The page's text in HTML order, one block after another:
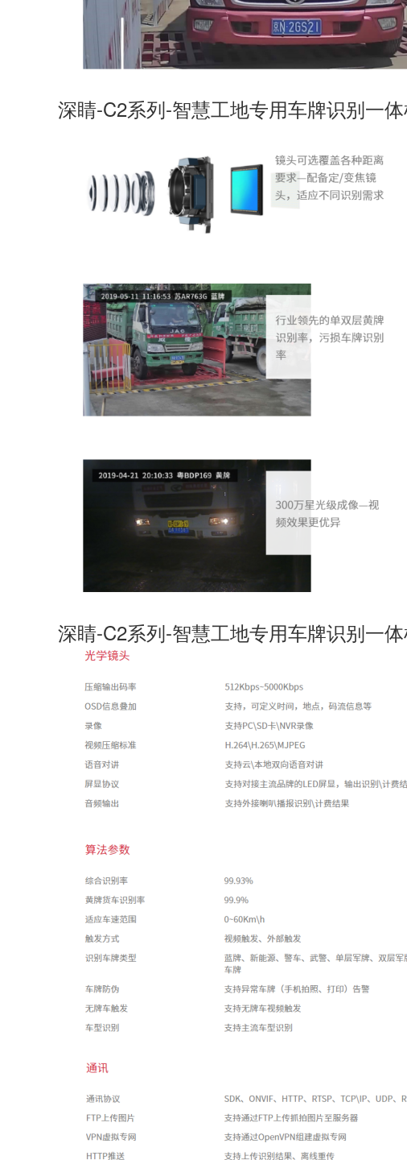
深睛-C2系列-智慧工地专用车牌识别一
深睛-C2系列-智慧工地专用车牌识别一